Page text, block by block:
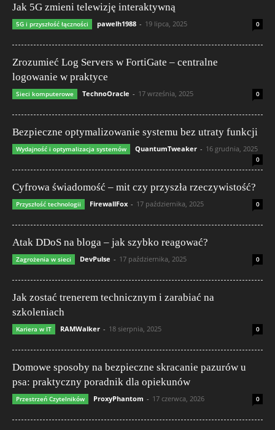
Jak 5G zmieni telewizję interaktywną
5G i przyszłość łączności pawelh1988 - 19 lipca, 2025 0
Zrozumieć Log Servers w FortiGate – centralne
logowanie w praktyce
Sieci komputerowe TechnoOracle - 17 września, 2025 0
Bezpieczne optymalizowanie systemu bez utraty funkcji
Wydajność i optymalizacja systemów QuantumTweaker - 16 grudnia, 2025
0
Cyfrowa świadomość – mit czy przyszła rzeczywistość?
Przyszłość technologii FirewallFox - 17 października, 2025 0
Atak DDoS na bloga – jak szybko reagować?
Zagrożenia w sieci DevPulse - 17 października, 2025 0
Jak zostać trenerem technicznym i zarabiać na
szkoleniach
Kariera w IT RAMWalker - 18 sierpnia, 2025 0
Domowe sposoby na bezpieczne skracanie pazurów u
psa: praktyczny poradnik dla opiekunów
Przestrzeń Czytelników ProxyPhantom - 17 czerwca, 2026 0